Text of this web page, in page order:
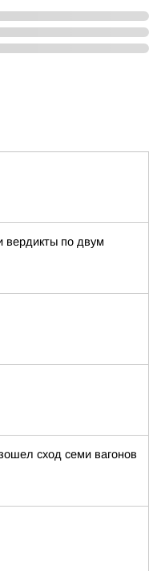
вердикты по двум
сход семи вагонов